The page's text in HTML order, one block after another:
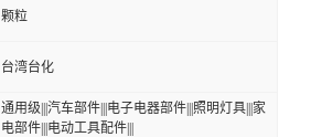
颗粒
台湾台化
通用级|||汽车部件|||电子电器部件|||照明灯具|||家
电部件|||电动工具配件|||